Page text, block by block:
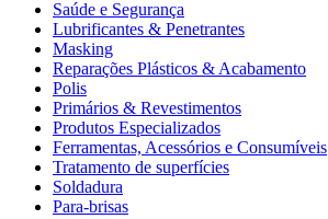
Saúde e Segurança
Lubrificantes & Penetrantes
Masking
Reparações Plásticos & Acabamento
Polis
Primários & Revestimentos
Produtos Especializados
Ferramentas, Acessórios e Consumíveis
Tratamento de superfícies
Soldadura
Para-brisas